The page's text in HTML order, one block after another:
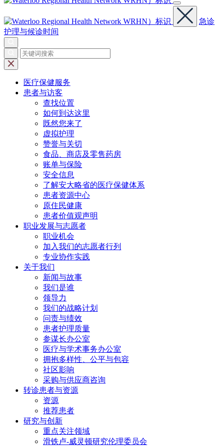
急诊
护理与候诊时间
医疗保健服务
患者与访客
查找位置
如何到达这里
既然您来了
虚拟护理
赞誉与关切
食品、商店及零售药房
账单与保险
安全信息
了解安大略省的医疗保健体系
患者资源中心
原住民健康
患者价值观声明
职业发展与志愿者
职业机会
加入我们的志愿者行列
专业协作实践
关于我们
新闻与故事
我们是谁
领导力
我们的战略计划
问责与绩效
患者护理质量
参谋长办公室
医疗与学术事务办公室
拥抱多样性、公平与包容
社区影响
采购与供应商咨询
转诊患者与资源
资源
推荐患者
研究与创新
重点关注领域
滑铁卢-威灵顿研究伦理委员会